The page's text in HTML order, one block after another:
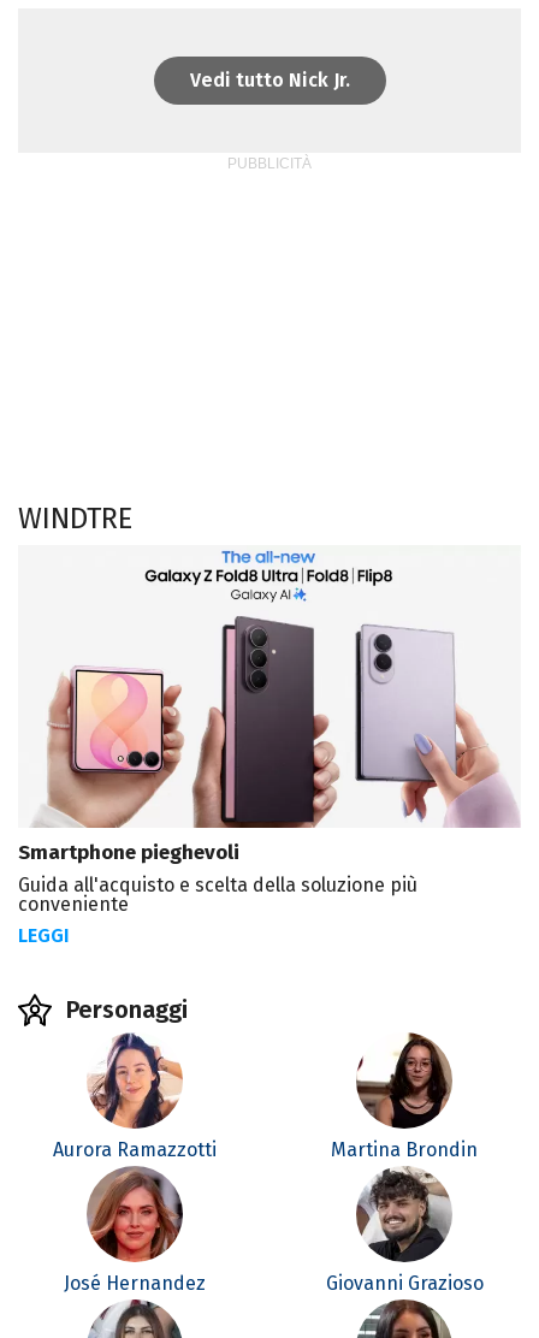
Vedi tutto Nick Jr.
WINDTRE
Smartphone pieghevoli
Guida all'acquisto e scelta della soluzione più
conveniente
LEGGI
Personaggi
Aurora Ramazzotti Martina Brondin
José Hernandez Giovanni Grazioso